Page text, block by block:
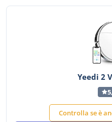
Yeedi 2
Controlla se è